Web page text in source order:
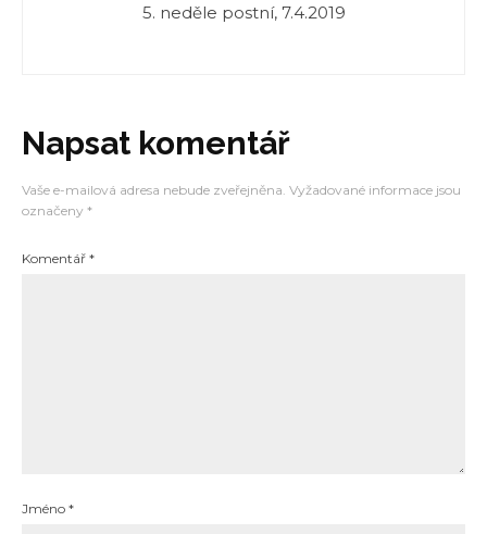
5. neděle postní, 7.4.2019
Napsat komentář
Vaše e-mailová adresa nebude zveřejněna. Vyžadované informace jsou
označeny *
Komentář *
Jméno *